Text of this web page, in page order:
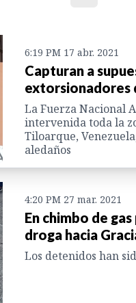
6:19 PM 17 abr. 2021
Capturan a
extorsionadores
La Fuerza Nacional
intervenida toda la
Tiloarque,
aledaños
4:20 PM 27 mar. 2021
En chimbo de
droga hacia
Los detenidos han